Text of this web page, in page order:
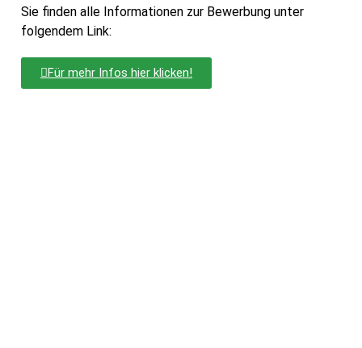
Sie finden alle Informationen zur Bewerbung unter
folgendem Link:
Für mehr Infos hier klicken!